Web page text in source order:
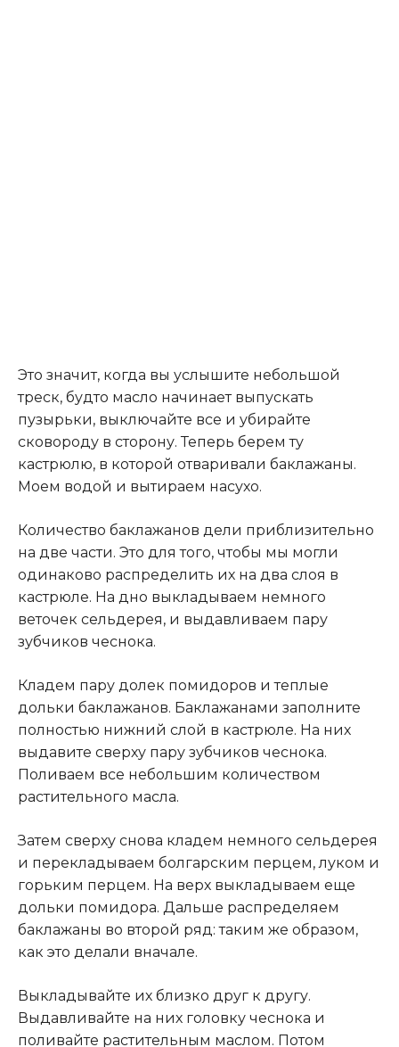
Это значит, когда вы услышите небольшой
треск, будто масло начинает выпускать
пузырьки, выключайте все и убирайте
сковороду в сторону. Теперь берем ту
кастрюлю, в которой отваривали баклажаны.
Моем водой и вытираем насухо.
Количество баклажанов дели приблизительно
на две части. Это для того, чтобы мы могли
одинаково распределить их на два слоя в
кастрюле. На дно выкладываем немного
веточек сельдерея, и выдавливаем пару
зубчиков чеснока.
Кладем пару долек помидоров и теплые
дольки баклажанов. Баклажанами заполните
полностью нижний слой в кастрюле. На них
выдавите сверху пару зубчиков чеснока.
Поливаем все небольшим количеством
растительного масла.
Затем сверху снова кладем немного сельдерея
и перекладываем болгарским перцем, луком и
горьким перцем. На верх выкладываем еще
дольки помидора. Дальше распределяем
баклажаны во второй ряд: таким же образом,
как это делали вначале.
Выкладывайте их близко друг к другу.
Выдавливайте на них головку чеснока и
поливайте растительным маслом. Потом